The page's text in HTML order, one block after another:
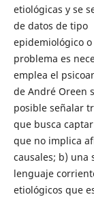
etiológicas y se
de datos de tipo
epidemiológico
problema es
emplea el
de André Oreen
posible señalar
que busca
que no implica
causales; b) una
lenguaje
etiológicos que